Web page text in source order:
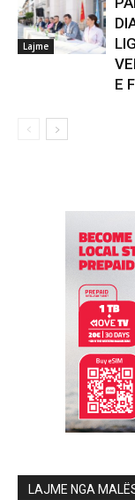
Lajme
E
LAJME NGA